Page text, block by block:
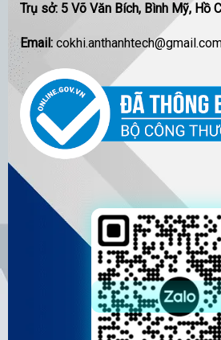
Trụ sở: 5 Võ Văn Bích, Bình Mỹ, Hồ
Email: